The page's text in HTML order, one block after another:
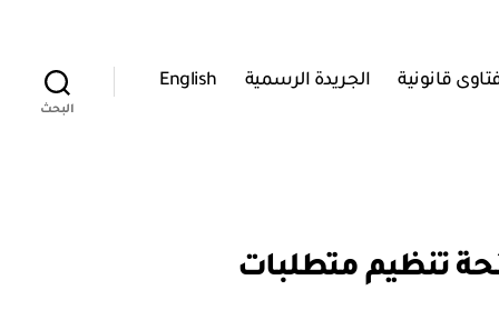
قانونية الجريدة الرسمية English
البحث
رقم خ / ٢٨ / ٢٠١٦ بإصدار لائحة تنظيم متطلبات